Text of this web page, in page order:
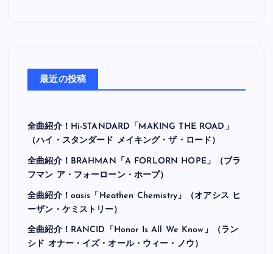
最近の投稿
全曲紹介！Hi-STANDARD「MAKING THE ROAD」
（ハイ・スタンダード メイキング・ザ・ロード）
全曲紹介！BRAHMAN「A FORLORN HOPE」（ブラ
フマン ア・フォーローン・ホープ）
全曲紹介！oasis「Heathen Chemistry」（オアシス ヒ
ーザン・ケミストリー）
全曲紹介！RANCID「Honor Is All We Know」（ラン
シド オナー・イズ・オール・ウィー・ノウ）